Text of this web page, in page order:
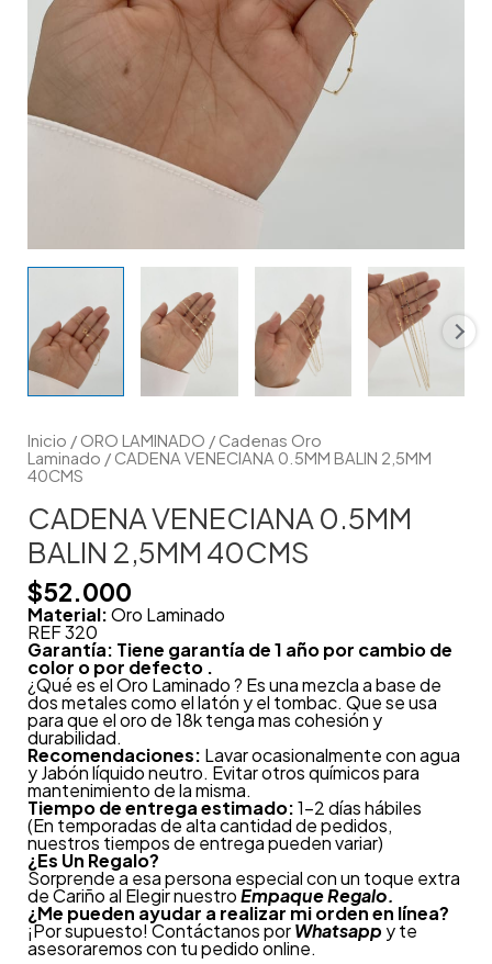
Inicio / ORO LAMINADO / Cadenas Oro
Laminado / CADENA VENECIANA 0.5MM BALIN 2,5MM
40CMS
CADENA VENECIANA 0.5MM
BALIN 2,5MM 40CMS
$52.000
Material:Oro Laminado
REF 320
Garantía: Tiene garantía de 1 año por cambio de
color o por defecto .
¿Qué es el Oro Laminado ? Es una mezcla a base de
dos metales como el latón y el tombac. Que se usa
para que el oro de 18k tenga mas cohesión y
durabilidad.
Recomendaciones: Lavar ocasionalmente con agua
y Jabón líquido neutro. Evitar otros químicos para
mantenimiento de la misma.
Tiempo de entrega estimado:1-2 días hábiles
(En temporadas de alta cantidad de pedidos,
nuestros tiempos de entrega pueden variar)
¿Es Un Regalo?
Sorprende a esa persona especial con un toque extra
de Cariño al Elegir nuestroEmpaque Regalo.
¿Me pueden ayudar a realizar mi orden en línea?
¡Por supuesto! Contáctanos porWhatsapp y te
asesoraremos con tu pedido online.